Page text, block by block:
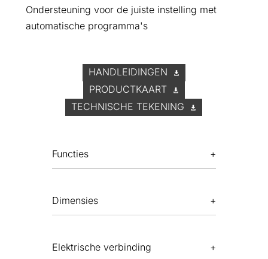
Ondersteuning voor de juiste instelling met
automatische programma's
HANDLEIDINGEN
PRODUCTKAART
TECHNISCHE TEKENING
Functies
Dimensies
Elektrische verbinding